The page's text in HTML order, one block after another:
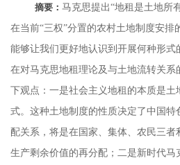
摘要： 马克思提出“地租是土地所
在当前“三权”分置的农村土地制度安
能够让我们更好地认识到开展何种形式
在对马克思地租理论及与土地流转关系
下观点：一是社会主义地租的本质是
式。这种土地制度的性质决定了中国特
配关系，将是在国家、集体、农民三
生产剩余价值的再分配；二是新时代马